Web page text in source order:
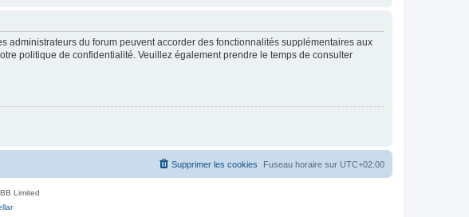
administrateurs du forum peuvent accorder des fonctionnalités supplémentaires aux
politique de confidentialité. Veuillez également prendre le temps de consulter
Fuseau horaire sur UTC+02:00
Supprimer les cookies
Limited